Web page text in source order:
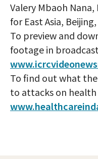
Valery Mbaoh
for East Asia,
To preview and
footage in
To find out what
to attacks on